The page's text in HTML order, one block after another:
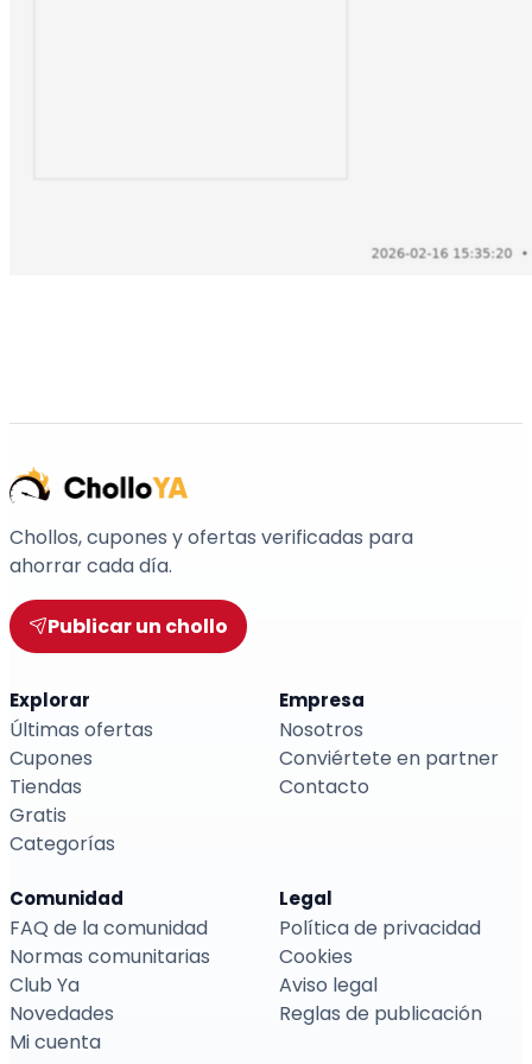
Chollos, cupones y ofertas verificadas para
ahorrar cada día.
Publicar un chollo
Explorar
Últimas ofertas
Cupones
Tiendas
Gratis
Categorías
Empresa
Nosotros
Conviértete en partner
Contacto
Comunidad
FAQ de la comunidad
Normas comunitarias
Club Ya
Novedades
Mi cuenta
Legal
Política de privacidad
Cookies
Aviso legal
Reglas de publicación